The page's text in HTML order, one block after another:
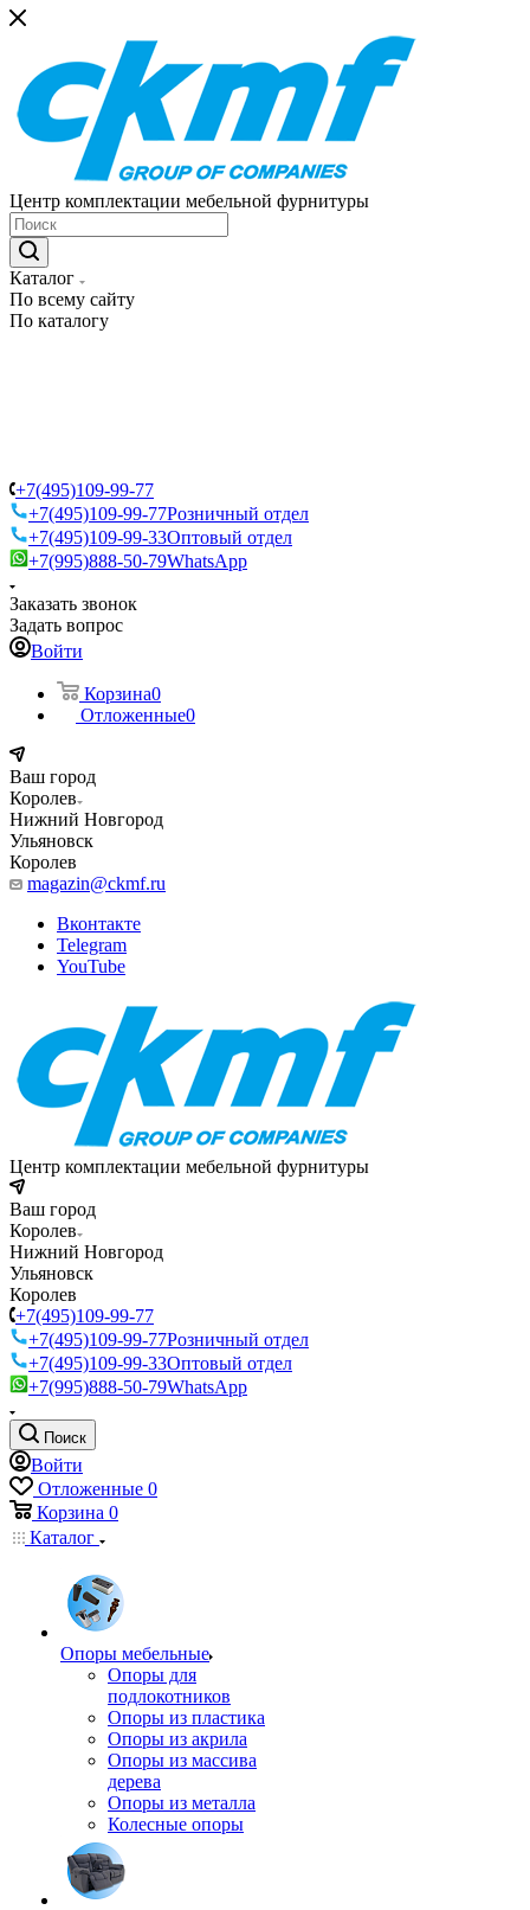
Центр комплектации мебельной фурнитуры
Каталог
По всему сайту
По каталогу
+7(495)109-99-77
+7(495)109-99-77Розничный отдел
+7(495)109-99-33Оптовый отдел
+7(995)888-50-79WhatsApp
Заказать звонок
Задать вопрос
Войти
Корзина0
Отложенные0
Ваш город
Королев
Нижний Новгород
Ульяновск
Королев
magazin@ckmf.ru
Вконтакте
Telegram
YouTube
Центр комплектации мебельной фурнитуры
Ваш город
Королев
Нижний Новгород
Ульяновск
Королев
+7(495)109-99-77
+7(495)109-99-77Розничный отдел
+7(495)109-99-33Оптовый отдел
+7(995)888-50-79WhatsApp
Поиск
Войти
Отложенные 0
Корзина 0
Каталог
Опоры мебельные
Опоры для
подлокотников
Опоры из пластика
Опоры из акрила
Опоры из массива
дерева
Опоры из металла
Колесные опоры